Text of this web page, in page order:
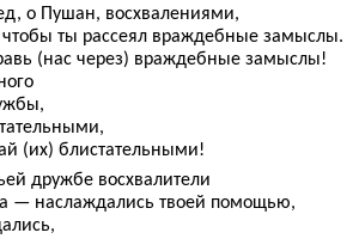
о Пушан, восхвалениями,
ты рассеял враждебные замыслы.
(нас через) враждебные замыслы!
(их) блистательными!
дружбе восхвалители
— наслаждались твоей помощью,